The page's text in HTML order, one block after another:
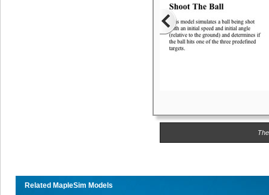
Related MapleSim Models